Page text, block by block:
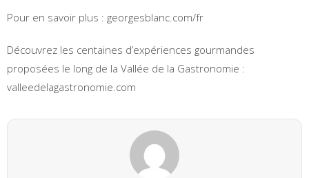
Pour en savoir plus : georgesblanc.com/fr
Découvrez les centaines d’expériences gourmandes
proposées le long de la Vallée de la Gastronomie :
valleedelagastronomie.com